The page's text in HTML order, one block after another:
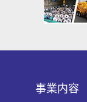
事業内容